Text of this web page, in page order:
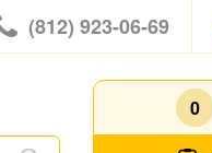
(812) 923-06-69
0